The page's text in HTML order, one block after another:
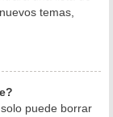
temas,
puede borrar